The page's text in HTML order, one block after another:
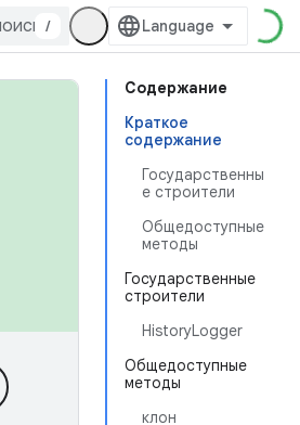
/
Содержание
Краткое
содержание
Государственны
е строители
Общедоступные
методы
Государственные
строители
HistoryLogger
Общедоступные
методы
клон